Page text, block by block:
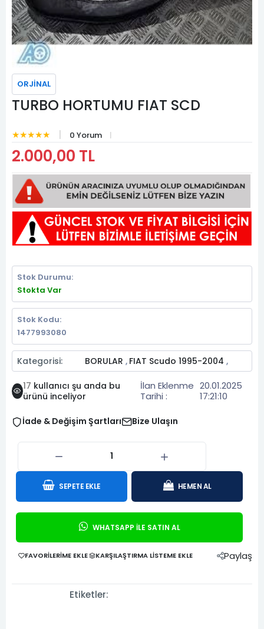
ORJİNAL
TURBO HORTUMU FIAT SCD
★★★★★ 0 Yorum
2.000,00 TL
Stok Durumu:
Stokta Var
Stok Kodu:
1477993080
Kategorisi: BORULAR , FIAT Scudo 1995-2004 ,
17 kullanıcı şu anda bu
ürünü inceliyor
İlan Eklenme
Tarihi :
20.01.2025
17:21:10
İade & Değişim Şartları Bize Ulaşın
SEPETE EKLE HEMEN AL
WHATSAPP İLE SATIN AL
FAVORILERIME EKLE KARŞILAŞTIRMA LISTEME EKLE Paylaş
Etiketler: